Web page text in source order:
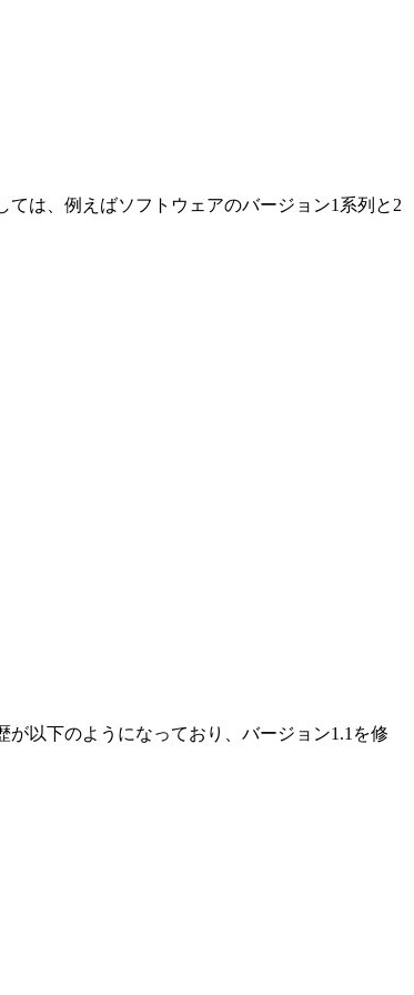
ては、例えばソフトウェアのバージョン1系列と2
が以下のようになっており、バージョン1.1を修